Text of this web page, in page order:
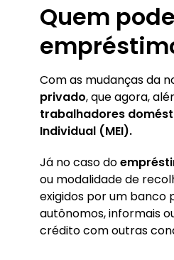
Quem
Com as mudanças da
privado, que agora,
trabalhadores
Individual (MEI).
Já no caso do
ou modalidade de
exigidos por um
autônomos, informais
crédito com outras